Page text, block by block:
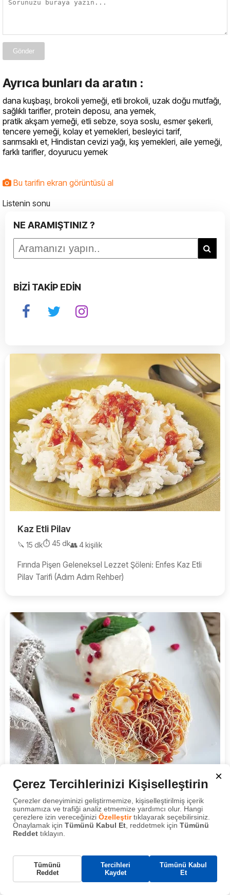
Gönder
Ayrıca bunları da aratın :
dana kuşbaşı, brokoli yemeği, etli brokoli, uzak doğu mutfağı,
sağlıklı tarifler, protein deposu, ana yemek,
pratik akşam yemeği, etli sebze, soya soslu, esmer şekerli,
tencere yemeği, kolay et yemekleri, besleyici tarif,
sarımsaklı et, Hindistan cevizi yağı, kış yemekleri, aile yemeği,
farklı tarifler, doyurucu yemek
Bu tarifin ekran görüntüsü al
Listenin sonu
NE ARAMIŞTINIZ ?
BİZİ TAKİP EDİN
Kaz Etli Pilav
🔪 15 dk⏱️ 45 dk👥 4 kişilik
Fırında Pişen Geleneksel Lezzet Şöleni: Enfes Kaz Etli
Pilav Tarifi (Adım Adım Rehber)
Karamel Soslu Elmalı Kadayıf Tatlısı
🔪 15 dk ⏱️ 15 dk👥 6 kişilik
15 Dakikada Hazır! En Pratik Karamel Soslu Elmalı Kadayıf
Tatlısı Tarifi
×
Çerez Tercihlerinizi Kişiselleştirin
Çerezler deneyiminizi geliştirmemize, kişiselleştirilmiş içerik
sunmamıza ve trafiği analiz etmemize yardımcı olur. Hangi
çerezlere izin vereceğinizi Özelleştirtıklayarak seçebilirsiniz.
Onaylamak için Tümünü Kabul Et , reddetmek için Tümünü
Reddet tıklayın.
Gerekli Çerezler
Bu çerezler, web sitemizin çalışması için gereklidir
ve sistemlerimizde kapatılamaz. Bunlar genellikle
Tümünü
Reddet
Tercihleri
Kaydet
Tümünü Kabul
Et